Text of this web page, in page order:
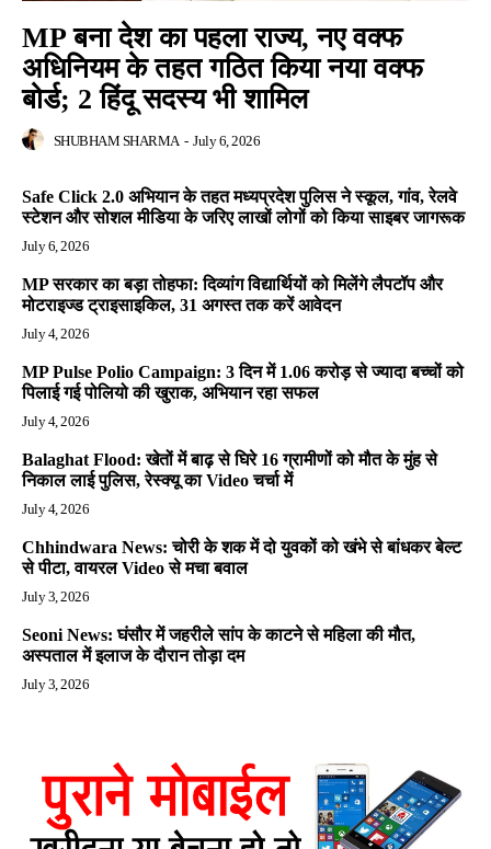
MP बना देश का पहला राज्य, नए वक्फ
अधिनियम के तहत गठित किया नया वक्फ
बोर्ड; 2 हिंदू सदस्य भी शामिल
SHUBHAM SHARMA - July 6, 2026
Safe Click 2.0 अभियान के तहत मध्यप्रदेश पुलिस ने स्कूल, गांव, रेलवे
स्टेशन और सोशल मीडिया के जरिए लाखों लोगों को किया साइबर जागरूक
July 6, 2026
MP सरकार का बड़ा तोहफा: दिव्यांग विद्यार्थियों को मिलेंगे लैपटॉप और
मोटराइज्ड ट्राइसाइकिल, 31 अगस्त तक करें आवेदन
July 4, 2026
MP Pulse Polio Campaign: 3 दिन में 1.06 करोड़ से ज्यादा बच्चों को
पिलाई गई पोलियो की खुराक, अभियान रहा सफल
July 4, 2026
Balaghat Flood: खेतों में बाढ़ से घिरे 16 ग्रामीणों को मौत के मुंह से
निकाल लाई पुलिस, रेस्क्यू का Video चर्चा में
July 4, 2026
Chhindwara News: चोरी के शक में दो युवकों को खंभे से बांधकर बेल्ट
से पीटा, वायरल Video से मचा बवाल
July 3, 2026
Seoni News: घंसौर में जहरीले सांप के काटने से महिला की मौत,
अस्पताल में इलाज के दौरान तोड़ा दम
July 3, 2026